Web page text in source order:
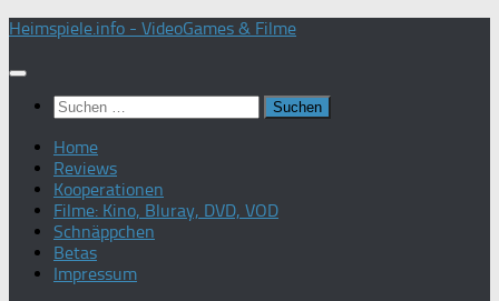
Zum
springen
Heimspiele.info - VideoGames & Filme
Suchen
nach:
Home
Reviews
Kooperationen
Filme: Kino, Bluray, DVD, VOD
Schnäppchen
Betas
Impressum